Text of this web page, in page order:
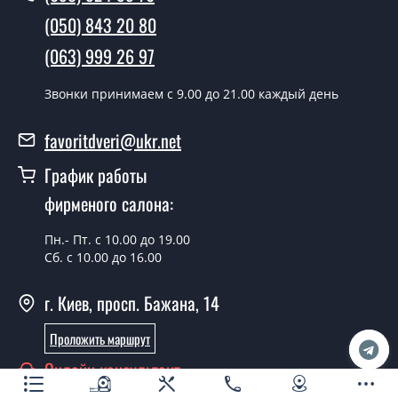
межкомнатных дверей ТМ Фаворит?
Да производим. Монтаж межкомнатных дверей ТМ
Фаворит производится согласно очереди, во все дни
кроме воскресенья.
Modern-37-slider?
Стоимость установки дверей Modern-37-slider - от
1800 грн.
Можно на сегодня вызвать
замерщика?
У вас есть в наличии готовые
межкомнатные двери фаворит?
Да, мы имеем большой ассортимент готовых
(050) 843 20 80
(063) 999 26 97
Звонки принимаем c 9.00 до 21.00 каждый день
favoritdveri@ukr.net
График работы
фирменого салона:
Пн.- Пт. с 10.00 до 19.00
Сб. с 10.00 до 16.00
г. Киев, просп. Бажана, 14
Проложить маршрут
Онлайн консультант